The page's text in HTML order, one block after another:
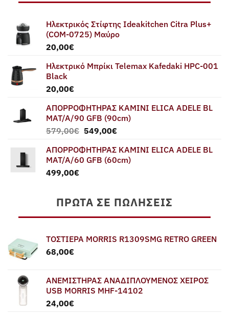
Ηλεκτρικός Στίφτης Ideakitchen Citra Plus+
(COM-0725) Μαύρο
20,00€
Ηλεκτρικό Μπρίκι Telemax Kafedaki HPC-001
Black
20,00€
ΑΠΟΡΡΟΦΗΤΗΡΑΣ ΚΑΜΙΝΙ ELICA ADELE BL
MAT/A/90 GFB (90cm)
579,00€ Original
was:
579,00€.
549,00€Η
τιμή
είναι:
ΑΠΟΡΡΟΦΗΤΗΡΑΣ ΚΑΜΙΝΙ ELICA ADELE BL
MAT/A/60 GFB (60cm)
499,00€
ΠΡΏΤΑ ΣΕ ΠΩΛΉΣΕΙΣ
ΤΟΣΤΙΕΡΑ MORRIS R1309SMG RETRO GREEN
68,00€
ΑΝΕΜΙΣΤΗΡΑΣ ΑΝΑΔΙΠΛΟΥΜΕΝΟΣ ΧΕΙΡΟΣ
USB MORRIS MHF-14102
24,00€